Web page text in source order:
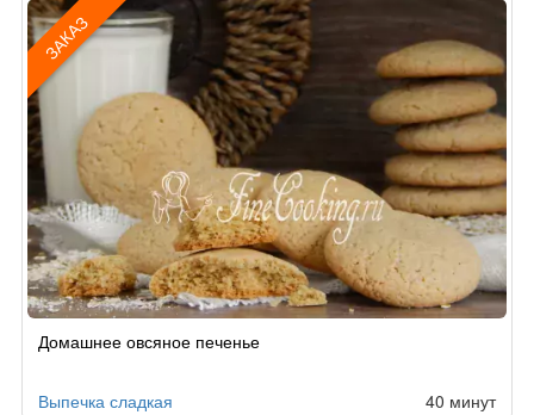
ЗАКАЗ
по
Домашнее овсяное печенье
Выпечка сладкая 40 минут